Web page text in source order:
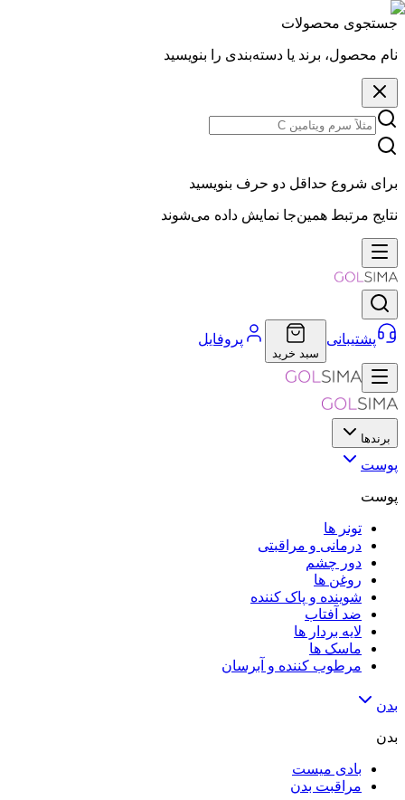
جستجوی محصولات
نام محصول، برند یا دسته‌بندی را بنویسید
برای شروع حداقل دو حرف بنویسید
نتایج مرتبط همین‌جا نمایش داده می‌شوند
پشتیبانی
سبد خرید
پروفایل
برندها
پوست
پوست
تونر ها
درمانی و مراقبتی
دور چشم
روغن ها
شوینده و پاک کننده
ضد آفتاب
لایه‌ بردار ها
ماسک ها
مرطوب کننده و آبرسان
بدن
بدن
بادی میست
مراقبت بدن